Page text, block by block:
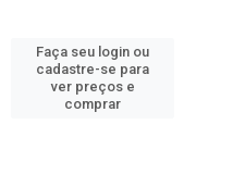
Faça seu login ou
cadastre-se para
ver preços e
comprar